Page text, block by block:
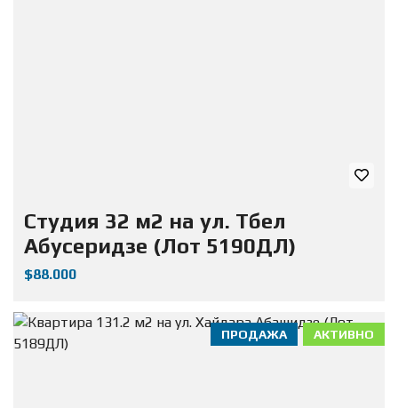
Студия 32 м2 на ул. Тбел
Абусеридзе (Лот 5190ДЛ)
$88.000
АКТИВНО
ПРОДАЖА